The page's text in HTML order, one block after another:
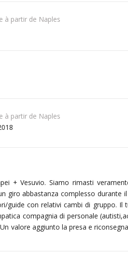
à partir de Naples
à partir de Naples
+ Vesuvio. Siamo rimasti
giro abbastanza complesso durante
guide con relativi cambi di gruppo. Il
compagnia di personale
valore aggiunto la presa e